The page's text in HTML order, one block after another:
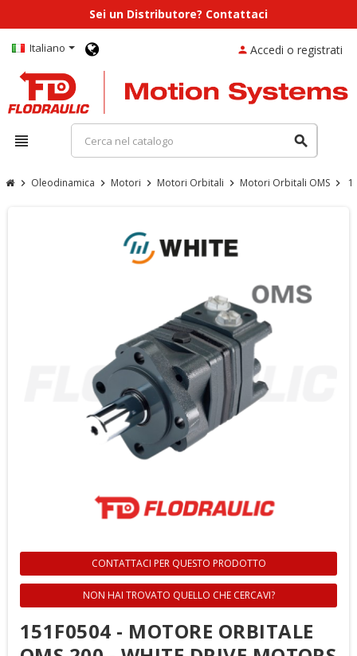
Sei un Distributore? Contattaci
Italiano
view_headline search
person Accedi o registrati
chevron_right Oleodinamica chevron_right Motori chevron_right Motori Orbitali chevron_right Motori Orbitali OMS chevron_right
CONTATTACI PER QUESTO PRODOTTO
NON HAI TROVATO QUELLO CHE CERCAVI?
151F0504 - MOTORE ORBITALE